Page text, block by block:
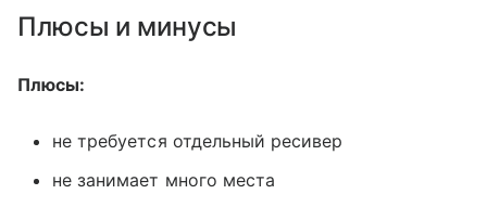
Плюсы и минусы
Плюсы:
не требуется отдельный ресивер
не занимает много места